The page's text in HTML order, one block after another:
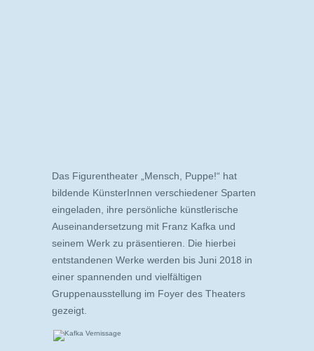
Das Figurentheater „Mensch, Puppe!“ hat
bildende KünsterInnen verschiedener Sparten
eingeladen, ihre persönliche künstlerische
Auseinandersetzung mit Franz Kafka und
seinem Werk zu präsentieren. Die hierbei
entstandenen Werke werden bis Juni 2018 in
einer spannenden und vielfältigen
Gruppenausstellung im Foyer des Theaters
gezeigt.